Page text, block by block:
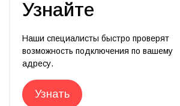
Узнайте
Наши специалисты быстро проверят
возможность подключения по вашему
адресу.
Узнать